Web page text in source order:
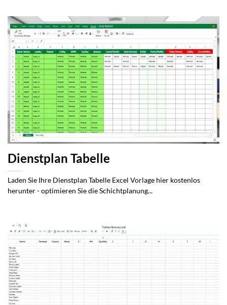
Dienstplan Tabelle
Laden Sie Ihre Dienstplan Tabelle Excel Vorlage hier kostenlos
herunter - optimieren Sie die Schichtplanung...